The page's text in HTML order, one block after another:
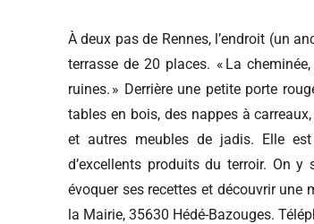
À deux pas de Rennes, l’endroit (un
terrasse de 20 places. « La
ruines. » Derrière une petite porte
tables en bois, des nappes à
et autres meubles de jadis. Elle
d’excellents produits du terroir. On
évoquer ses recettes et découvrir une
la Mairie, 35630 Hédé-Bazouges.